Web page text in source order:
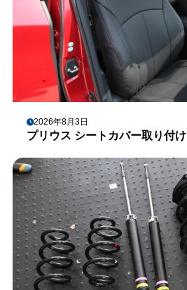
2026年8月3日
プリウス シートカバー取り付け